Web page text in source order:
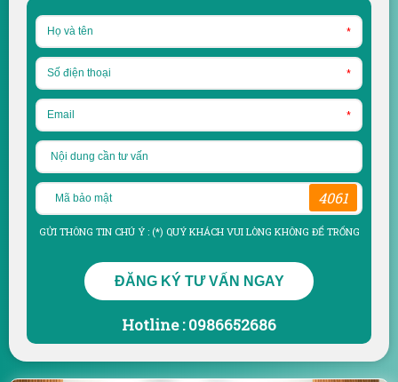
*
*
*
4061
GỬI THÔNG TIN CHÚ Ý : (*) QUÝ KHÁCH VUI LÒNG KHÔNG ĐỂ TRỐNG
ĐĂNG KÝ TƯ VẤN NGAY
Hotline : 0986652686